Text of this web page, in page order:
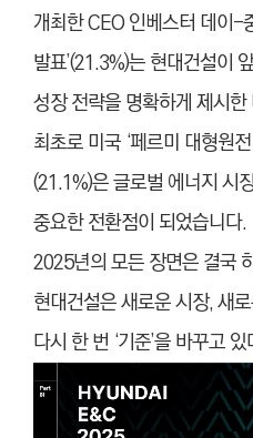
개최한 CEO 인베스터 데이-
발표’(21.3%)는 현대건설이
성장 전략을 명확하게 제시
최초로 미국 ‘페르미 대형원
(21.1%)은 글로벌 에너지 시
중요한 전환점이 되었습니다.
2025년의 모든 장면은 결국
현대건설은 새로운 시장, 새
다시 한 번 ‘기준’을 바꾸고